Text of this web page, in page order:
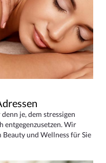
je, dem stressigen
entgegenzusetzen. Wir
und Wellness für Sie